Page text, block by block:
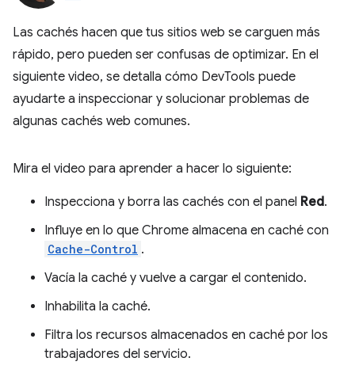
Las cachés hacen que tus sitios web se carguen más
rápido, pero pueden ser confusas de optimizar. En el
siguiente video, se detalla cómo DevTools puede
ayudarte a inspeccionar y solucionar problemas de
algunas cachés web comunes.
Mira el video para aprender a hacer lo siguiente:
Inspecciona y borra las cachés con el panel Red.
Influye en lo que Chrome almacena en caché con
Cache-Control .
Vacía la caché y vuelve a cargar el contenido.
Inhabilita la caché.
Filtra los recursos almacenados en caché por los
trabajadores del servicio.